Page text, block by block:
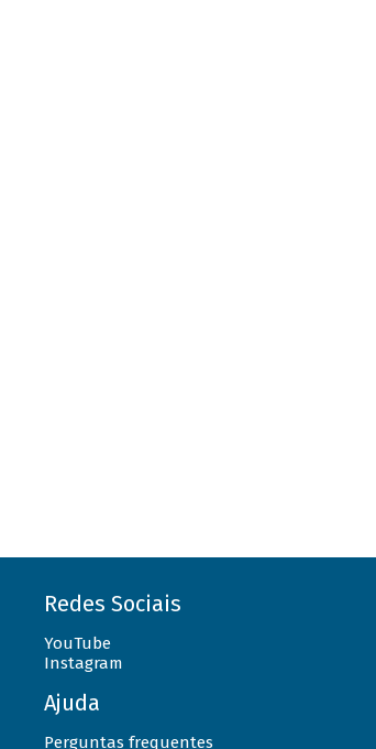
Redes Sociais
YouTube
Instagram
Ajuda
Perguntas frequentes